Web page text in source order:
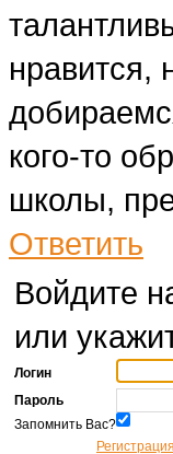
нравится,
кого-то
школы,
Ответить
Войдите
или
Логин
Пароль
Запомнить Вас?
Регистрация